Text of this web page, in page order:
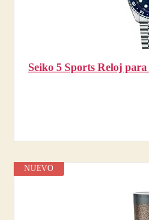
Seiko 5 Sports Reloj
NUEVO